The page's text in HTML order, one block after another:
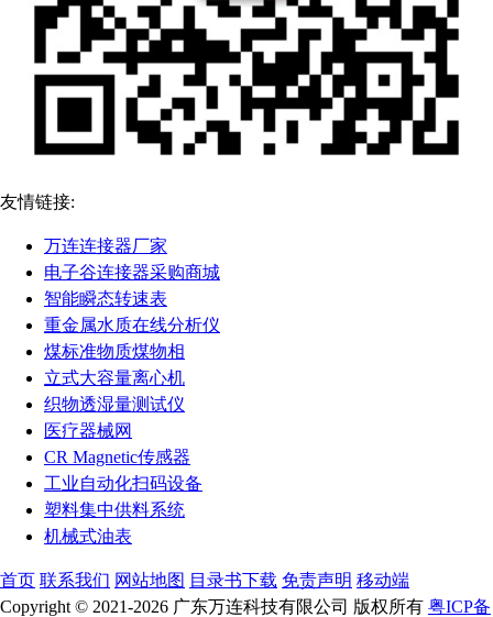
友情链接:
万连连接器厂家
电子谷连接器采购商城
智能瞬态转速表
重金属水质在线分析仪
煤标准物质煤物相
立式大容量离心机
织物透湿量测试仪
医疗器械网
CR Magnetic传感器
工业自动化扫码设备
塑料集中供料系统
机械式油表
首页 联系我们 网站地图 目录书下载 免责声明 移动端
Copyright © 2021-2026 广东万连科技有限公司 版权所有 粤ICP备